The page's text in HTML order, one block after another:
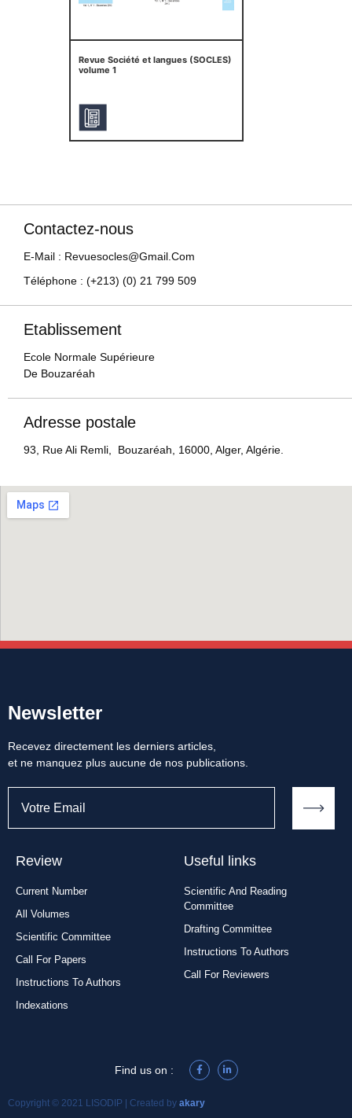
Revue Société et langues (SOCLES)
volume 1
Contactez-nous
E-Mail : Revuesocles@gmail.com
Téléphone : (+213) (0) 21 799 509
Etablissement
Ecole Normale Supérieure
De Bouzaréah
Adresse postale
93, Rue Ali Remli, Bouzaréah, 16000, Alger, Algérie.
Newsletter
Recevez directement les derniers articles,
et ne manquez plus aucune de nos publications.
Review
Current Number
All Volumes
Scientific Committee
Call For Papers
Instructions To Authors
Indexations
Useful links
Scientific And Reading
Committee
Drafting Committee
Instructions To Authors
Call For Reviewers
Copyright © 2021 LISODIP | Created by akary
Find us on :